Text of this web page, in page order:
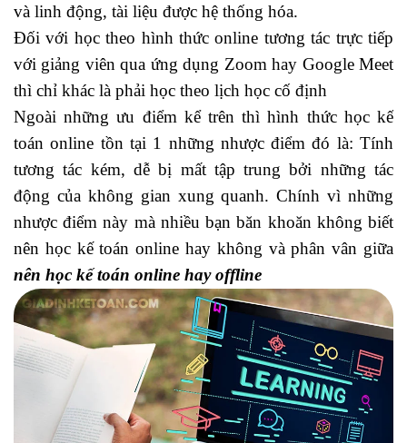
và linh động, tài liệu được hệ thống hóa.
Đối với học theo hình thức online tương tác trực tiếp
với giảng viên qua ứng dụng Zoom hay Google Meet
thì chỉ khác là phải học theo lịch học cố định
Ngoài những ưu điểm kể trên thì hình thức học kế
toán online tồn tại 1 những nhược điểm đó là: Tính
tương tác kém, dễ bị mất tập trung bởi những tác
động của không gian xung quanh. Chính vì những
nhược điểm này mà nhiều bạn băn khoăn không biết
nên học kế toán online hay không và phân vân giữa
nên học kế toán online hay offline